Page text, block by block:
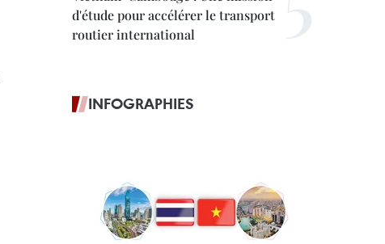
d'étude pour accélérer le transport
routier international
INFOGRAPHIES